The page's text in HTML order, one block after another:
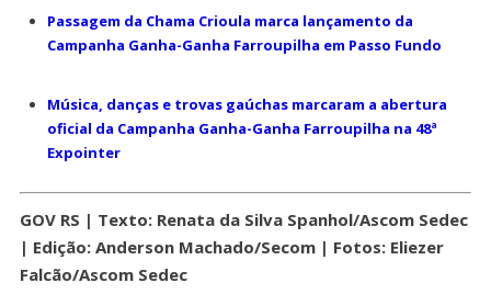
Passagem da Chama Crioula marca lançamento da
Campanha Ganha-Ganha Farroupilha em Passo Fundo
Música, danças e trovas gaúchas marcaram a abertura
oficial da Campanha Ganha-Ganha Farroupilha na 48ª
Expointer
GOV RS | Texto: Renata da Silva Spanhol/Ascom Sedec
| Edição: Anderson Machado/Secom | Fotos: Eliezer
Falcão/Ascom Sedec